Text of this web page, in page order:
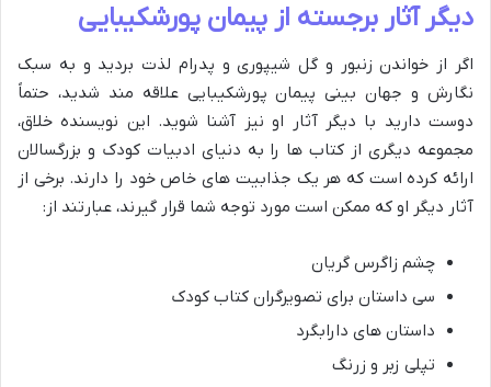
دیگر آثار برجسته از پیمان پورشکیبایی
اگر از خواندن زنبور و گل شیپوری و پدرام لذت بردید و به سبک
نگارش و جهان بینی پیمان پورشکیبایی علاقه مند شدید، حتماً
دوست دارید با دیگر آثار او نیز آشنا شوید. این نویسنده خلاق،
مجموعه دیگری از کتاب ها را به دنیای ادبیات کودک و بزرگسالان
ارائه کرده است که هر یک جذابیت های خاص خود را دارند. برخی از
آثار دیگر او که ممکن است مورد توجه شما قرار گیرند، عبارتند از:
چشم زاگرس گریان
سی داستان برای تصویرگران کتاب کودک
داستان های دارابگرد
تپلی زبر و زرنگ